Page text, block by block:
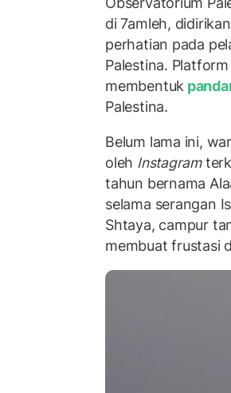
di 7amleh,
perhatian pada
Palestina.
membentuk
Palestina.
Belum lama ini,
oleh Instagram
tahun bernama
selama serangan
Shtaya, campur
membuat frustasi